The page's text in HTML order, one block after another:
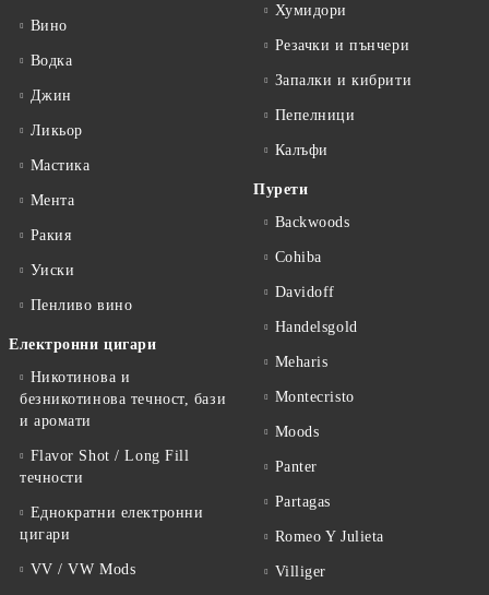
Вино
Водка
Джин
Ликьор
Мастика
Мента
Ракия
Уиски
Пенливо вино
Електронни цигари
Никотинова и
безникотинова течност, бази
и аромати
Flavor Shot / Long Fill
течности
Еднократни електронни
цигари
VV / VW Mods
Хумидори
Резачки и пънчери
Запалки и кибрити
Пепелници
Калъфи
Пурети
Backwoods
Cohiba
Davidoff
Handelsgold
Meharis
Montecristo
Moods
Panter
Partagas
Romeo Y Julieta
Villiger